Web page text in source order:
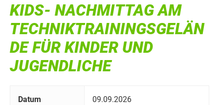
KIDS- NACHMITTAG AM
TECHNIKTRAININGSGELÄN
DE FÜR KINDER UND
JUGENDLICHE
Datum 09.09.2026